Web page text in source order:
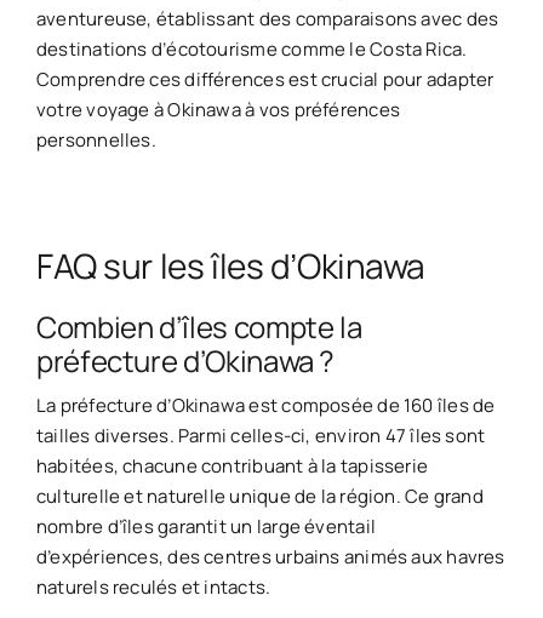
aventureuse, établissant des comparaisons avec des
destinations d’écotourisme comme le Costa Rica.
Comprendre ces différences est crucial pour adapter
votre voyage à Okinawa à vos préférences
personnelles.
FAQ sur les îles d’Okinawa
Combien d’îles compte la
préfecture d’Okinawa ?
La préfecture d’Okinawa est composée de 160 îles de
tailles diverses. Parmi celles-ci, environ 47 îles sont
habitées, chacune contribuant à la tapisserie
culturelle et naturelle unique de la région. Ce grand
nombre d’îles garantit un large éventail
d’expériences, des centres urbains animés aux havres
naturels reculés et intacts.